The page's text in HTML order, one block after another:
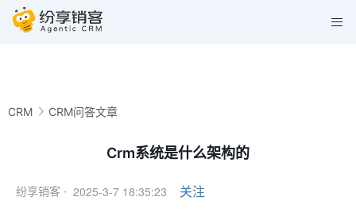
CRM CRM问答文章
Crm系统是什么架构的
纷享销客 · 2025-3-7 18:35:23 关注